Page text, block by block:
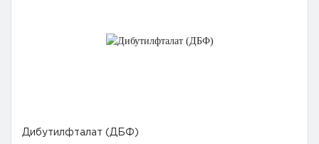
Дибутилфталат (ДБФ)